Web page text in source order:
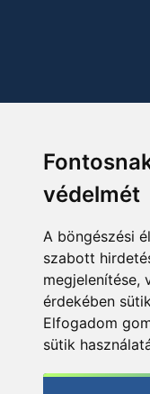
védelmét
A böngészési
szabott
megjelenítése,
érdekében
Elfogadom
sütik